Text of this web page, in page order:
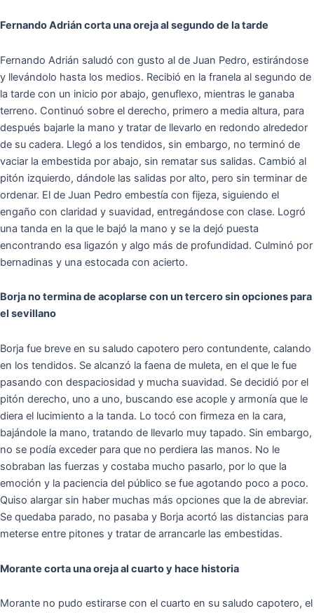
Fernando Adrián corta una oreja al segundo de la tarde
Fernando Adrián saludó con gusto al de Juan Pedro, estirándose
y llevándolo hasta los medios. Recibió en la franela al segundo de
la tarde con un inicio por abajo, genuflexo, mientras le ganaba
terreno. Continuó sobre el derecho, primero a media altura, para
después bajarle la mano y tratar de llevarlo en redondo alrededor
de su cadera. Llegó a los tendidos, sin embargo, no terminó de
vaciar la embestida por abajo, sin rematar sus salidas. Cambió al
pitón izquierdo, dándole las salidas por alto, pero sin terminar de
ordenar. El de Juan Pedro embestía con fijeza, siguiendo el
engaño con claridad y suavidad, entregándose con clase. Logró
una tanda en la que le bajó la mano y se la dejó puesta
encontrando esa ligazón y algo más de profundidad. Culminó por
bernadinas y una estocada con acierto.
Borja no termina de acoplarse con un tercero sin opciones para
el sevillano
Borja fue breve en su saludo capotero pero contundente, calando
en los tendidos. Se alcanzó la faena de muleta, en el que le fue
pasando con despaciosidad y mucha suavidad. Se decidió por el
pitón derecho, uno a uno, buscando ese acople y armonía que le
diera el lucimiento a la tanda. Lo tocó con firmeza en la cara,
bajándole la mano, tratando de llevarlo muy tapado. Sin embargo,
no se podía exceder para que no perdiera las manos. No le
sobraban las fuerzas y costaba mucho pasarlo, por lo que la
emoción y la paciencia del público se fue agotando poco a poco.
Quiso alargar sin haber muchas más opciones que la de abreviar.
Se quedaba parado, no pasaba y Borja acortó las distancias para
meterse entre pitones y tratar de arrancarle las embestidas.
Morante corta una oreja al cuarto y hace historia
Morante no pudo estirarse con el cuarto en su saludo capotero, el